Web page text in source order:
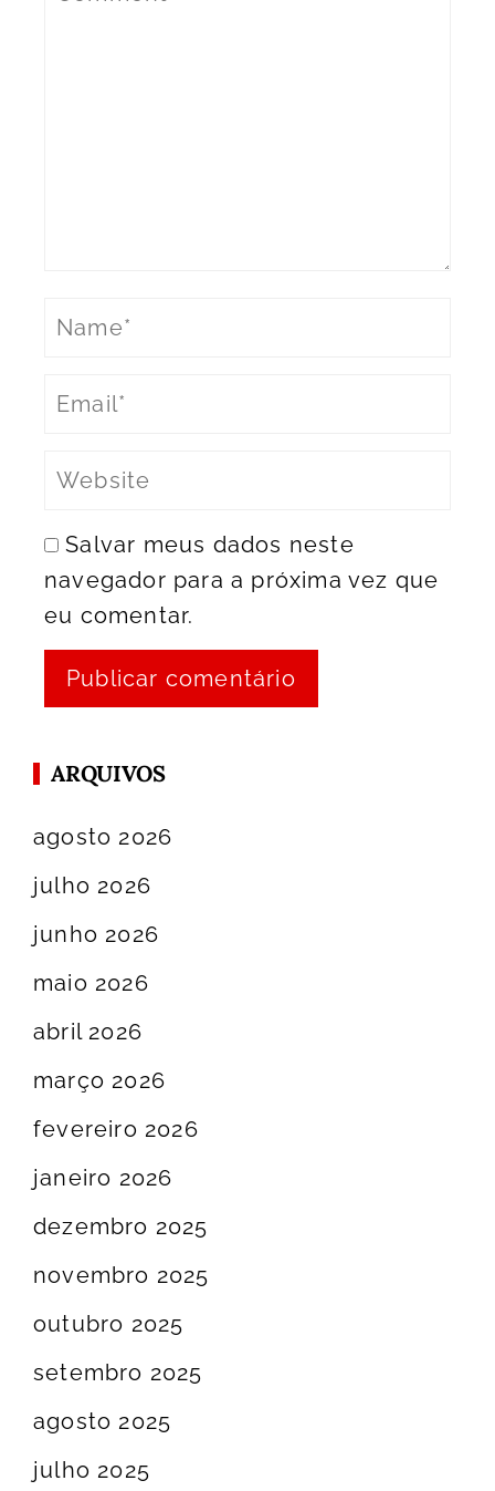
Salvar meus dados neste
navegador para a próxima vez que
eu comentar.
ARQUIVOS
agosto 2026
julho 2026
junho 2026
maio 2026
abril 2026
março 2026
fevereiro 2026
janeiro 2026
dezembro 2025
novembro 2025
outubro 2025
setembro 2025
agosto 2025
julho 2025